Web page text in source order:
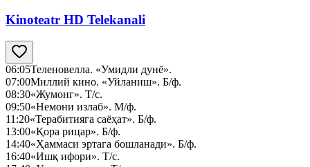
Kinoteatr HD Telekanali
06:05Теленовелла. «Умидли дунё».
07:00Миллий кино. «Уйланиш». Б/ф.
08:30«Жумонг». Т/с.
09:50«Немони излаб». М/ф.
11:20«Терабитияга саёҳат». Б/ф.
13:00«Қора рицар». Б/ф.
14:40«Ҳаммаси эртага бошланади». Б/ф.
16:40«Ишқ ифори». Т/с.